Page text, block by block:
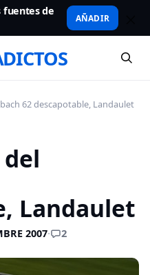
fuentes de
AÑADIR
62 descapotable, Landaulet
Landaulet
2007· 2